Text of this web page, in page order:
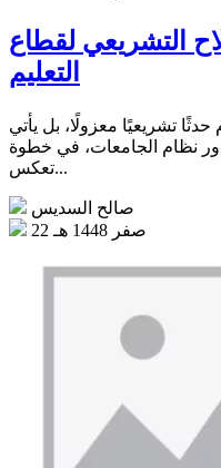
التشريعي لقطاع
التعليم
تشريعيًا معزولًا، بل يأتي
نظام الجامعات، في خطوة
تعكس...
صالح السديس
22 صفر 1448 هـ